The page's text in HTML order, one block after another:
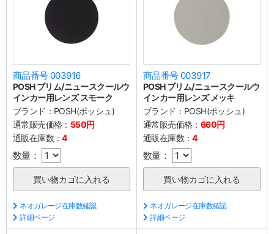
商品番号 003916
POSH ブリム/ニュースクールウ
インカー用レンズ スモーク
ブランド： POSH(ポッシュ)
通常販売価格： 550円
通販在庫数：4
数量：
ネオガレージ在庫数確認
詳細ページ
商品番号 003917
POSH ブリム/ニュースクールウ
インカー用レンズ メッキ
ブランド： POSH(ポッシュ)
通常販売価格： 660円
通販在庫数：4
数量：
ネオガレージ在庫数確認
詳細ページ